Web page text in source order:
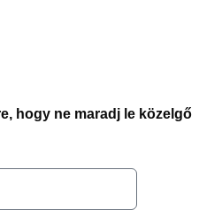
hogy ne maradj le közelgő